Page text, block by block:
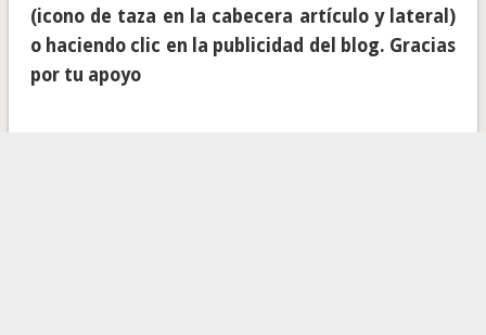
(icono de taza en la cabecera artículo y lateral)
o haciendo clic en la publicidad del blog. Gracias
por tu apoyo